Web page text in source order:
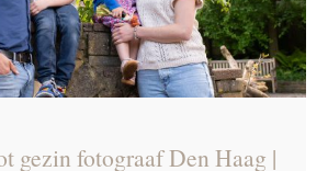
gezin fotograaf Den Haag |